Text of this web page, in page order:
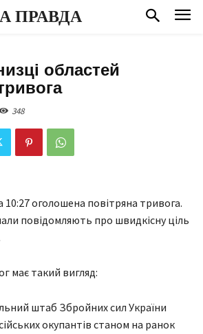
ПРАВДА
областей
348
10:27 оголошена повітряна тривога.
повідомляють про швидкісну ціль
має такий вигляд:
штаб Збройних сил України
окупантів станом на ранок